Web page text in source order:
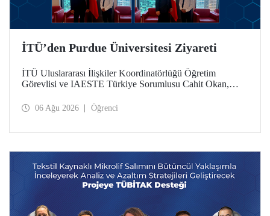
İTÜ’den Purdue Üniversitesi Ziyareti
İTÜ Uluslararası İlişkiler Koordinatörlüğü Öğretim
Görevlisi ve IAESTE Türkiye Sorumlusu Cahit Okan,
Temmuz tarihlerinde ABD’de dünyanın önde gelen
06 Ağu 2026 Öğrenci